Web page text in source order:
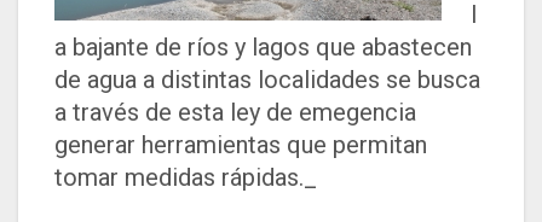
l
a bajante de ríos y lagos que abastecen
de agua a distintas localidades se busca
a través de esta ley de emegencia
generar herramientas que permitan
tomar medidas rápidas._